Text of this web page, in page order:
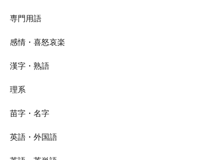
専門用語
感情・喜怒哀楽
漢字・熟語
理系
苗字・名字
英語・外国語